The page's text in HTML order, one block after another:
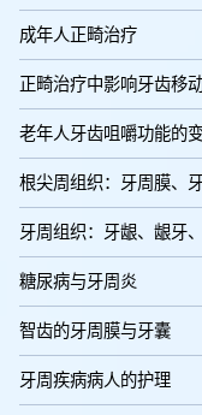
成年人正畸治疗
正畸治疗中影响牙齿移
老年人牙齿咀嚼功能的
根尖周组织：牙周膜、
牙周组织：牙龈、龈牙
糖尿病与牙周炎
智齿的牙周膜与牙囊
牙周疾病病人的护理